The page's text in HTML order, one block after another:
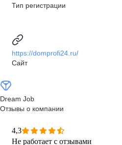
Тип регистрации
https://domprofi24.ru/
Сайт
Dream Job
Отзывы о компании
4,3
Не работает с отзывами